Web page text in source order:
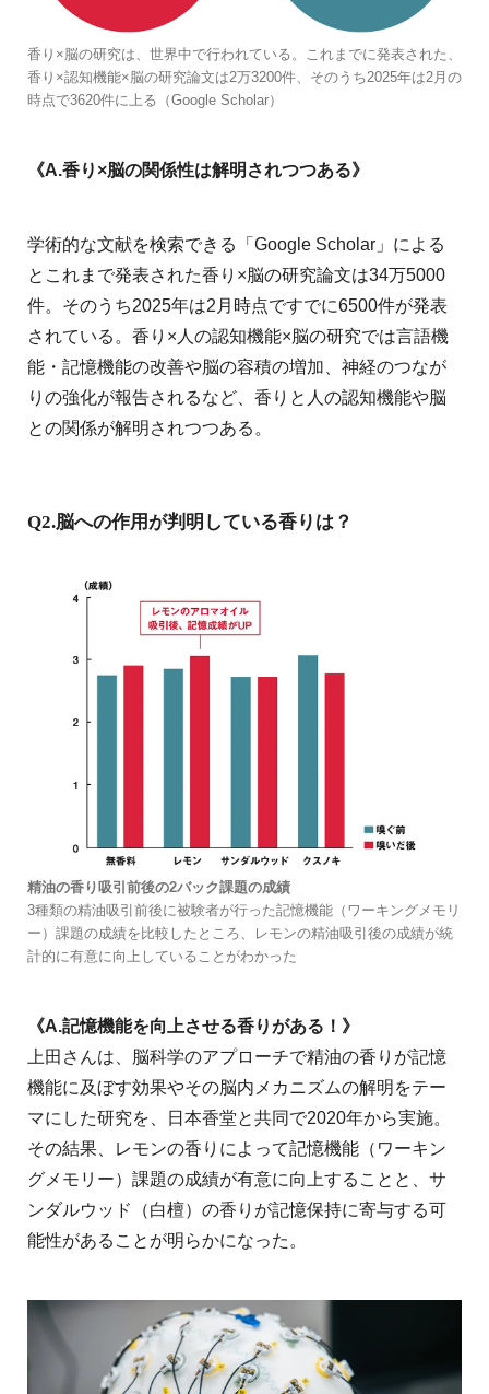
香り×脳の研究は、世界中で行われている。これまでに発表された、
香り×認知機能×脳の研究論文は2万3200件、そのうち2025年は2月の
時点で3620件に上る（Google Scholar）
《A.香り×脳の関係性は解明されつつある》
学術的な文献を検索できる「Google Scholar」による
とこれまで発表された香り×脳の研究論文は34万5000
件。そのうち2025年は2月時点ですでに6500件が発表
されている。香り×人の認知機能×脳の研究では言語機
能・記憶機能の改善や脳の容積の増加、神経のつなが
りの強化が報告されるなど、香りと人の認知機能や脳
との関係が解明されつつある。
Q2.脳への作用が判明している香りは？
精油の香り吸引前後の2バック課題の成績
3種類の精油吸引前後に被験者が行った記憶機能（ワーキングメモリ
ー）課題の成績を比較したところ、レモンの精油吸引後の成績が統
計的に有意に向上していることがわかった
《A.記憶機能を向上させる香りがある！》
上田さんは、脳科学のアプローチで精油の香りが記憶
機能に及ぼす効果やその脳内メカニズムの解明をテー
マにした研究を、日本香堂と共同で2020年から実施。
その結果、レモンの香りによって記憶機能（ワーキン
グメモリー）課題の成績が有意に向上することと、サ
ンダルウッド（白檀）の香りが記憶保持に寄与する可
能性があることが明らかになった。